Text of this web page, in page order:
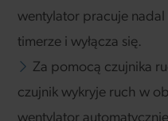
wentylator pracuje nadal
timerze i wyłącza się.
Za pomocą czujnika
czujnik wykryje ruch w